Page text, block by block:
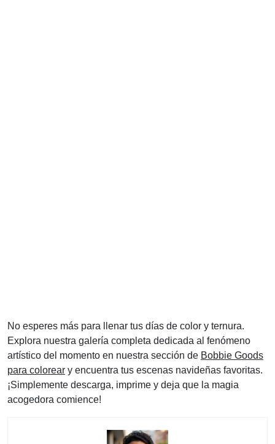
No esperes más para llenar tus días de color y ternura.
Explora nuestra galería completa dedicada al fenómeno
artístico del momento en nuestra sección de Bobbie Goods
para colorear y encuentra tus escenas navideñas favoritas.
¡Simplemente descarga, imprime y deja que la magia
acogedora comience!